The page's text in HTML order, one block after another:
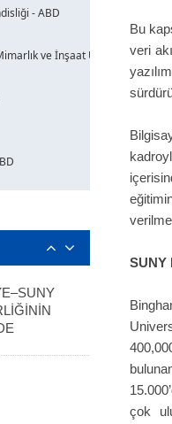
- ABD
ve İnşaat Üni.
Bu
veri
SUNY
çok